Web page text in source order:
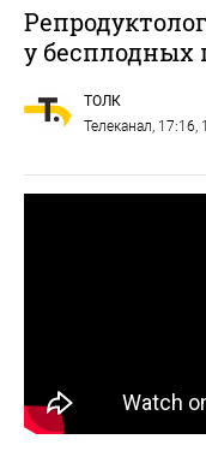
у бесплодных
ТОЛК
Телеканал, 17:16,